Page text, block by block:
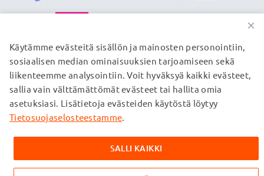
TOIMITUSKUMPPANIMME
© subtel.fi 2026
Kaikki hinnat sisältävät arvonlisäveron, mutta ei
toimituskuluja. Kaikki sivuillamme mainitut tavaramerkit ovat
verkkosivuillamme ainoastaan tuotteitamme koskevan
×
Käytämme evästeitä sisällön ja mainosten personointiin,
sosiaalisen median ominaisuuksien tarjoamiseen sekä
liikenteemme analysointiin. Voit hyväksyä kaikki evästeet,
sallia vain välttämättömät evästeet tai hallita omia
asetuksiasi. Lisätietoja evästeiden käytöstä löytyy
Tietosuojaselosteestamme.
SALLI KAIKKI